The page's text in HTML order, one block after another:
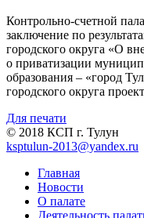
Контрольно-счетной
заключение по
городского округа «О
о приватизации
образования – «город
городского округа
Для печати
© 2018 КСП г. Тулун
ksptulun-2013@yandex.ru
Главная
Новости
О палате
Деятельность